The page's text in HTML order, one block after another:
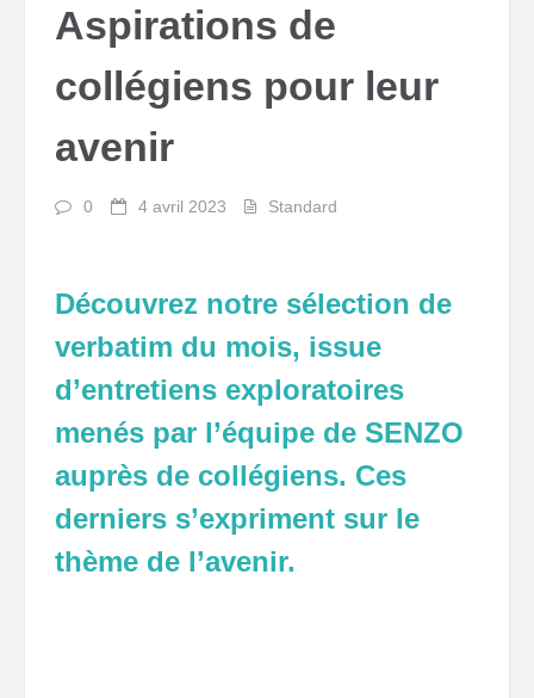
Aspirations de
collégiens pour leur
avenir
0 4 avril 2023 Standard
Découvrez notre sélection de
verbatim du mois, issue
d’entretiens exploratoires
menés par l’équipe de SENZO
auprès de collégiens. Ces
derniers s’expriment sur le
thème de l’avenir.